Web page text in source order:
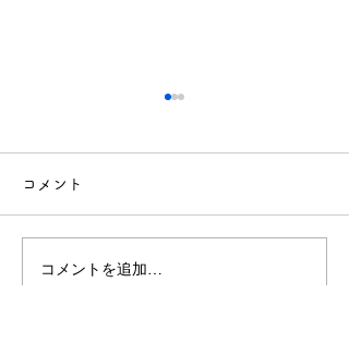
コメント
コメントを追加…